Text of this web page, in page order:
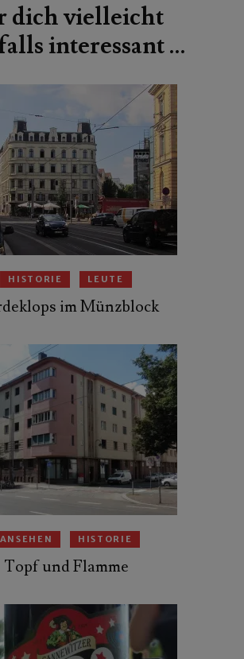
dich vielleicht
interessant …
HISTORIE LEUTE
im Münzblock
ANSEHEN HISTORIE
Topf und Flamme